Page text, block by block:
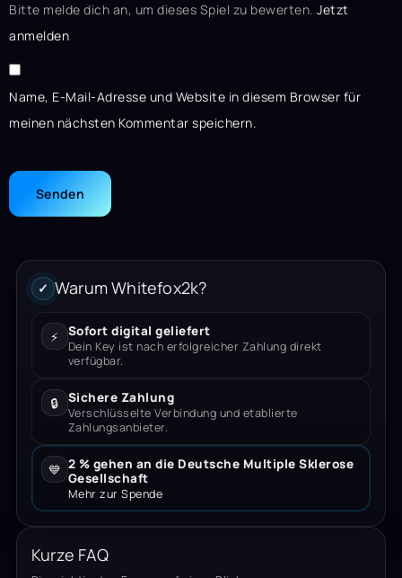
Bitte melde dich an, um dieses Spiel zu bewerten. Jetzt
anmelden
Name, E-Mail-Adresse und Website in diesem Browser für
meinen nächsten Kommentar speichern.
✓ Warum Whitefox2k?
⚡ Sofort digital geliefert
Dein Key ist nach erfolgreicher Zahlung direkt
verfügbar.
🔒 Sichere Zahlung
Verschlüsselte Verbindung und etablierte
Zahlungsanbieter.
💙 2 % gehen an die Deutsche Multiple Sklerose
Gesellschaft
Mehr zur Spende
Kurze FAQ